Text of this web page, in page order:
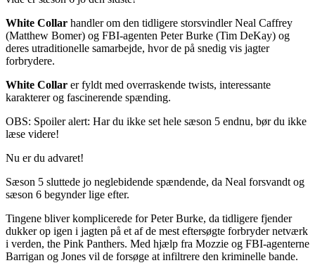
White Collar handler om den tidligere storsvindler Neal Caffrey
(Matthew Bomer) og FBI-agenten Peter Burke (Tim DeKay) og
deres utraditionelle samarbejde, hvor de på snedig vis jagter
forbrydere.
White Collar er fyldt med overraskende twists, interessante
karakterer og fascinerende spænding.
OBS: Spoiler alert: Har du ikke set hele sæson 5 endnu, bør du ikke
læse videre!
Nu er du advaret!
Sæson 5 sluttede jo neglebidende spændende, da Neal forsvandt og
sæson 6 begynder lige efter.
Tingene bliver komplicerede for Peter Burke, da tidligere fjender
dukker op igen i jagten på et af de mest eftersøgte forbryder netværk
i verden, the Pink Panthers. Med hjælp fra Mozzie og FBI-agenterne
Barrigan og Jones vil de forsøge at infiltrere den kriminelle bande.